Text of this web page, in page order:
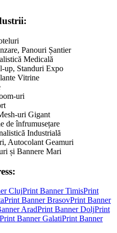
Panouri Șantier
Medicală
up, Standuri Expo
Vitrine
uri
uri Gigant
de înfrumusețare
Industrială
Autocolant Geamuri
și Bannere Mari
ClujPrint BannerTimisPrint
Print BannerBrasovPrint Banner
AradPrint BannerDoljPrint
Print BannerGalatiPrint Banner